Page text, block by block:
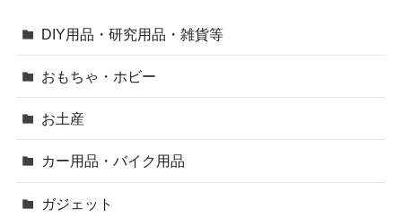
DIY用品・研究用品・雑貨等
おもちゃ・ホビー
お土産
カー用品・バイク用品
ガジェット